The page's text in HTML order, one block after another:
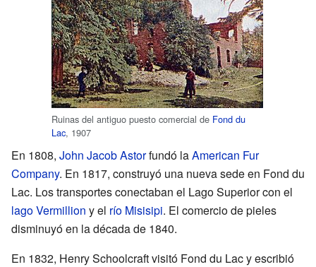
Ruinas del antiguo puesto comercial de Fond du
Lac, 1907
En 1808, John Jacob Astorfundó laAmerican Fur
Company. En 1817, construyó una nueva sede en Fond du
Lac. Los transportes conectaban el Lago Superior con el
lago Vermillion y el río Misisipi. El comercio de pieles
disminuyó en la década de 1840.
En 1832, Henry Schoolcraft visitó Fond du Lac y escribió